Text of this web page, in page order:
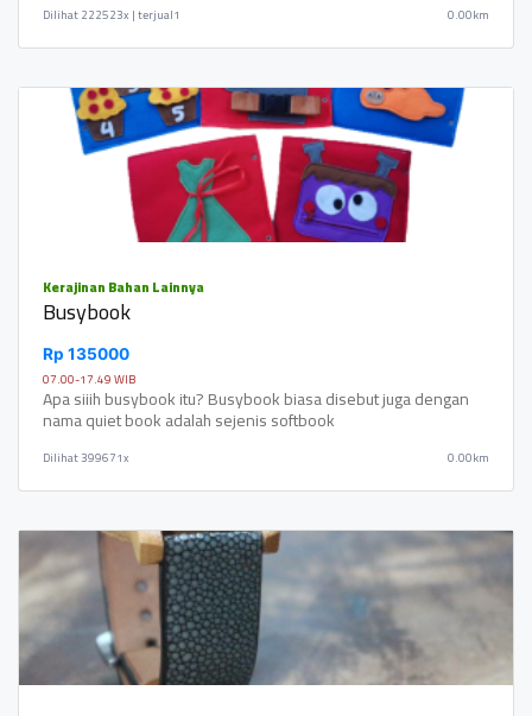
Dilihat222523x | terjual1 0.00km
Kerajinan Bahan Lainnya
Busybook
Rp 135000
07.00-17.49 WIB
Apa siiih busybook itu? Busybook biasa disebut juga dengan
nama quiet book adalah sejenis softbook
Dilihat399671x 0.00km